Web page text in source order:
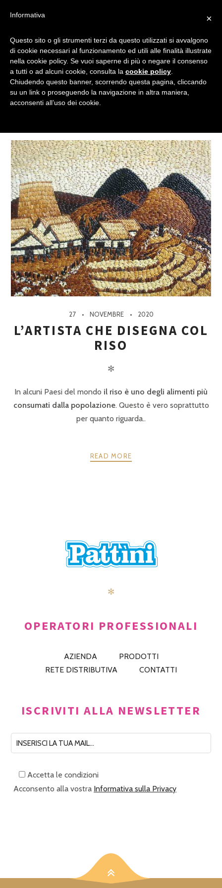
VIETNAM
Tagged
27 NOVEMBRE 2020
L’ARTISTA CHE DISEGNA COL
RISO
✻
In alcuni Paesi del mondo il riso è uno degli alimenti più
consumati dalla popolazione. Questo è vero soprattutto
per quanto riguarda..
READ MORE
✻
OPERATORI PROFESSIONALI
AZIENDA
PRODOTTI
RETE DISTRIBUTIVA
CONTATTI
ISCRIVITI ALLA NEWSLETTER
Accetta le condizioni
Acconsento alla vostra Informativa sulla Privacy
×
Informativa
Questo sito o gli strumenti terzi da questo utilizzati si avvalgono
di cookie necessari al funzionamento ed utili alle finalità illustrate
nella cookie policy. Se vuoi saperne di più o negare il consenso
a tutti o ad alcuni cookie, consulta la cookie policy
Chiudendo questo banner, scorrendo questa pagina, cliccando
su un link o proseguendo la navigazione in altra maniera,
acconsenti all’uso dei cookie.